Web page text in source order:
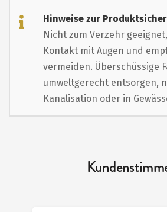
Hinweise zur
Nicht zum Verzehr
Kontakt mit Augen und
vermeiden. Überschüssige
umweltgerecht entsorgen,
Kanalisation oder in